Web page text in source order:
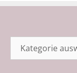
Kategorien